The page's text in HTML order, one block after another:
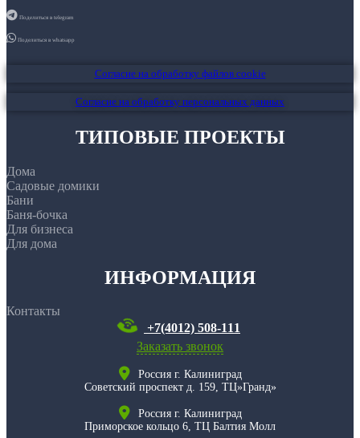
Поделиться в telegram
Поделиться в whatsapp
Согласие на обработку файлов cookie
Согласие на обработку персональных данных
ТИПОВЫЕ ПРОЕКТЫ
Дома
Садовые домики
Бани
Баня-бочка
Для бизнеса
Для дома
ИНФОРМАЦИЯ
Контакты
+7(4012) 508-111
Заказать звонок
Россия г. Калиниград
Советский проспект д. 159, ТЦ»Гранд»
Россия г. Калиниград
Приморское кольцо 6, ТЦ Балтия Молл